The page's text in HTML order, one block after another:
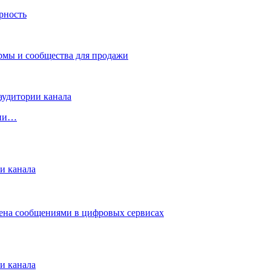
канала
сообщениями в цифровых сервисах
канала